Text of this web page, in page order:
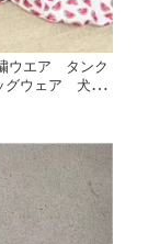
ウエア タンク
グウェア 犬
wan life ワン
国内生産】